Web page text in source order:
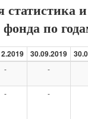
статистика
фонда по
30.09.2019
- -
- -